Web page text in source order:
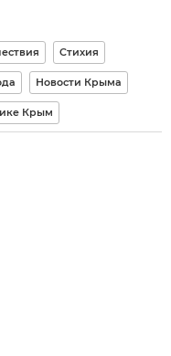
Стихия
Новости Крыма
Крым